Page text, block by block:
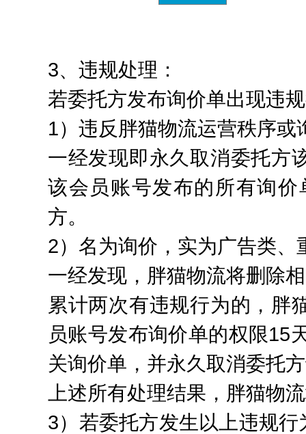
3、违规处理：
若委托方发布询价单出现违
1）违反胖猫物流运营秩序
一经发现即永久取消委托方
该会员账号发布的所有询
方。
2）名为询价，实为广告类
一经发现，胖猫物流将删除
累计两次有违规行为的，胖
员账号发布询价单的权限15
关询价单，并永久取消委托
上述所有处理结果，胖猫物
3）若委托方发生以上违规